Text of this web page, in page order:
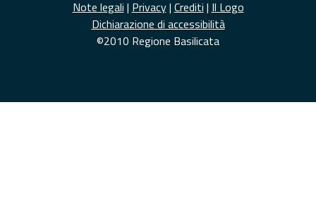
Note legali | Privacy| Crediti | Il Logo
Dichiarazione di accessibilità
©2010 Regione Basilicata